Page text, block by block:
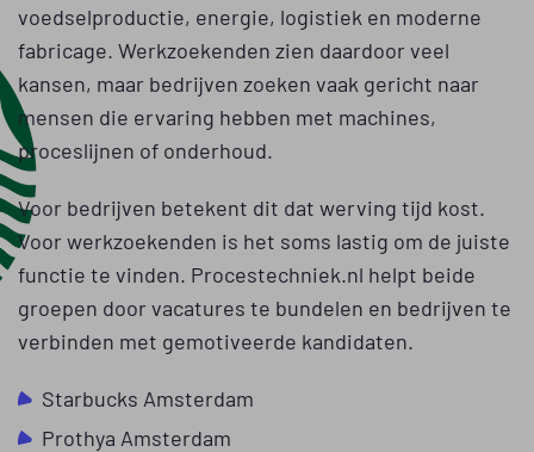
voedselproductie, energie, logistiek en moderne
fabricage. Werkzoekenden zien daardoor veel
kansen, maar bedrijven zoeken vaak gericht naar
mensen die ervaring hebben met machines,
proceslijnen of onderhoud.
Voor bedrijven betekent dit dat werving tijd kost.
Voor werkzoekenden is het soms lastig om de juiste
functie te vinden. Procestechniek.nl helpt beide
groepen door vacatures te bundelen en bedrijven te
verbinden met gemotiveerde kandidaten.
Starbucks Amsterdam
Prothya Amsterdam